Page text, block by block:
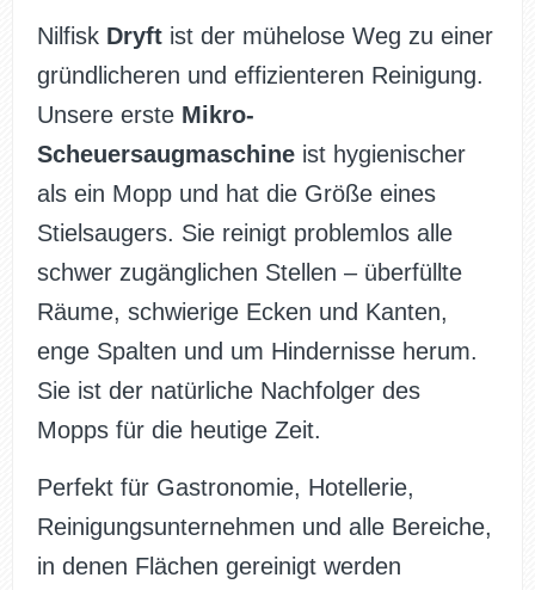
Nilfisk Dryft ist der mühelose Weg zu einer
gründlicheren und effizienteren Reinigung.
Unsere erste Mikro-
Scheuersaugmaschine ist hygienischer
als ein Mopp und hat die Größe eines
Stielsaugers. Sie reinigt problemlos alle
schwer zugänglichen Stellen – überfüllte
Räume, schwierige Ecken und Kanten,
enge Spalten und um Hindernisse herum.
Sie ist der natürliche Nachfolger des
Mopps für die heutige Zeit.
Perfekt für Gastronomie, Hotellerie,
Reinigungsunternehmen und alle Bereiche,
in denen Flächen gereinigt werden